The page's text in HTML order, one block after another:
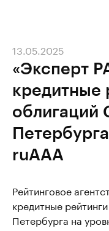
«Эксперт
кредитные
облигаций
ruAAA
13.05.2025
Рейтинговое
кредитные
Петербурга на